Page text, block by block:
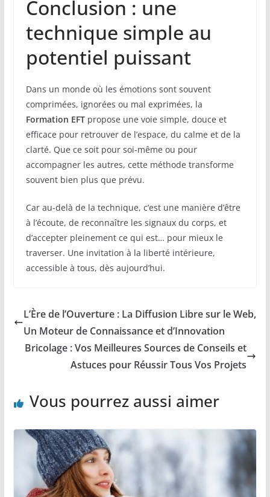
Conclusion : une
technique simple au
potentiel puissant
Dans un monde où les émotions sont souvent
comprimées, ignorées ou mal exprimées, la
Formation EFTpropose une voie simple, douce et
efficace pour retrouver de l’espace, du calme et de la
clarté. Que ce soit pour soi-même ou pour
accompagner les autres, cette méthode transforme
souvent bien plus que prévu.
Car au-delà de la technique, c’est une manière d’être
à l’écoute, de reconnaître les signaux du corps, et
d’accepter pleinement ce qui est… pour mieux le
traverser. Une invitation à la liberté intérieure,
accessible à tous, dès aujourd’hui.
L’Ère de l’Ouverture : La Diffusion Libre sur le Web,
Un Moteur de Connaissance et d’Innovation
Bricolage : Vos Meilleures Sources de Conseils et
Astuces pour Réussir Tous Vos Projets
Vous pourrez aussi aimer